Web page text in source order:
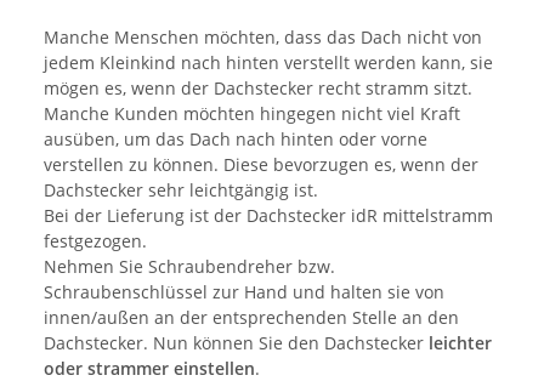
Manche Menschen möchten, dass das Dach nicht von
jedem Kleinkind nach hinten verstellt werden kann, sie
mögen es, wenn der Dachstecker recht stramm sitzt.
Manche Kunden möchten hingegen nicht viel Kraft
ausüben, um das Dach nach hinten oder vorne
verstellen zu können. Diese bevorzugen es, wenn der
Dachstecker sehr leichtgängig ist.
Bei der Lieferung ist der Dachstecker idR mittelstramm
festgezogen.
Nehmen Sie Schraubendreher bzw.
Schraubenschlüssel zur Hand und halten sie von
innen/außen an der entsprechenden Stelle an den
Dachstecker. Nun können Sie den Dachstecker leichter
oder strammer einstellen.